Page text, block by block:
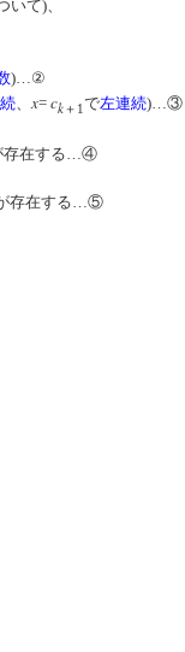
て)、
)…②
、x= ck＋1で左連続)…③
存在する…④
存在する…⑤